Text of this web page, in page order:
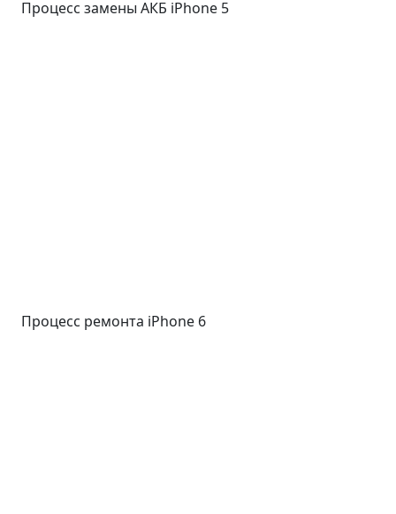
Процесс замены АКБ iPhone 5
Процесс ремонта iPhone 6